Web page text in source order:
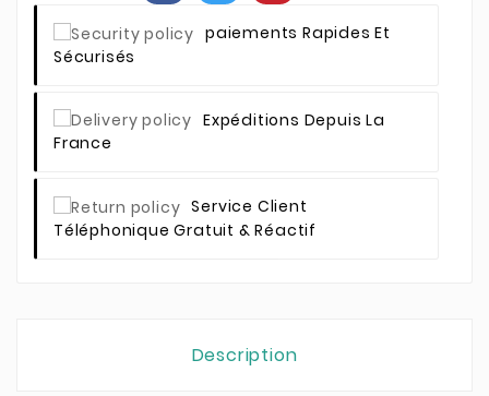
Paiements Rapides Et
Sécurisés
Expéditions Depuis La
France
Service Client
Téléphonique Gratuit & Réactif
Description